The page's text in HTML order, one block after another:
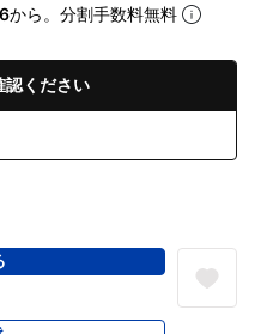
から。分割手数料無料
認ください